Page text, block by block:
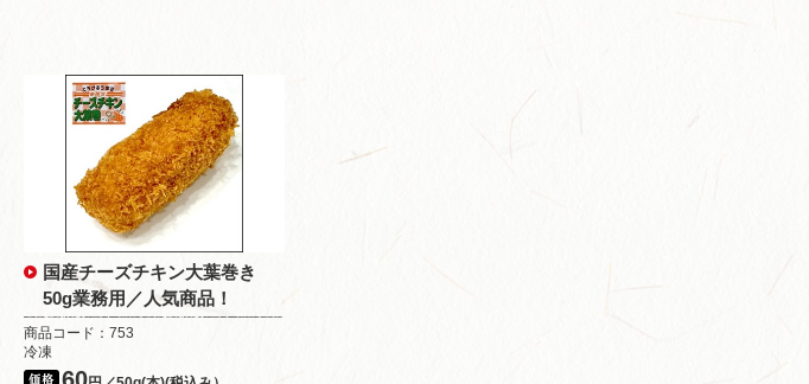
国産チーズチキン大葉巻き
50g業務用／人気商品！
商品コード：753
冷凍